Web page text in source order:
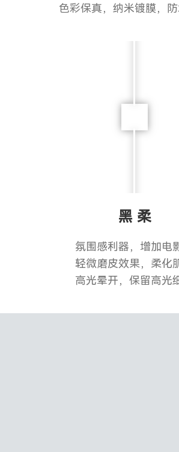
色彩保真，纳米镀膜，
黑 柔
氛围感利器，增加电
轻微磨皮效果，柔化
高光晕开，保留高光